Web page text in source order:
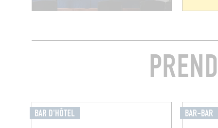
BAR D'HÔTEL BAR-BAR